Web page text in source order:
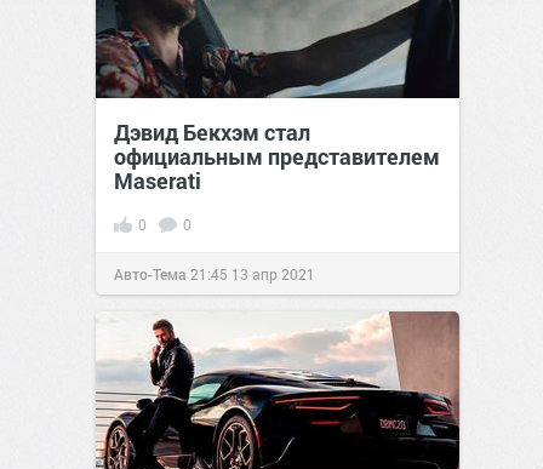
Дэвид Бекхэм стал
официальным представителем
Maserati
0 0
Авто-Тема 21:45 13 апр 2021